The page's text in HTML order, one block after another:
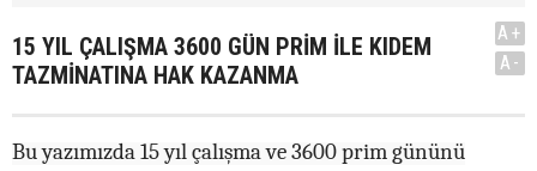
15 YIL ÇALIŞMA 3600 GÜN PRİM İLE KIDEM
TAZMİNATINA HAK KAZANMA
A+
A-
Bu yazımızda 15 yıl çalışma ve 3600 prim gününü